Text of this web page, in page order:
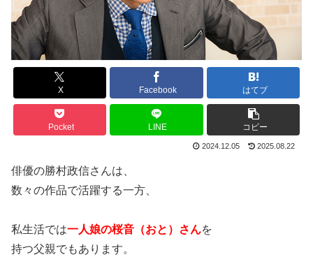
X Facebook はてブ
Pocket LINE コピー
2024.12.05 2025.08.22
俳優の勝村政信さんは、
数々の作品で活躍する一方、
私生活では一人娘の桜音（おと）さんを
持つ父親でもあります。